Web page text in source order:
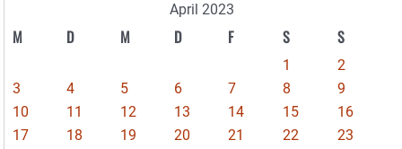
April 2023
M D M D F S S
1
2
3
4 5 6 7 8
9
10
11 12 13 14 15
16
17
18 19 20 21 22
23